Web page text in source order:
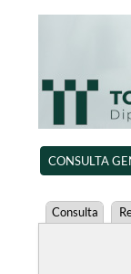
CONSULTA
Consulta